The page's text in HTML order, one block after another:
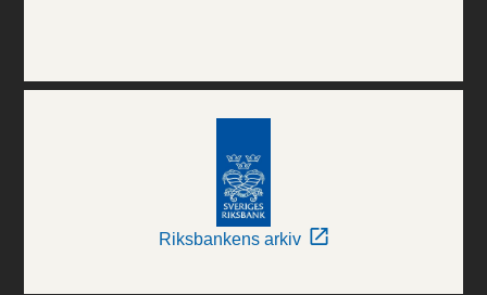
Riksbankens arkiv